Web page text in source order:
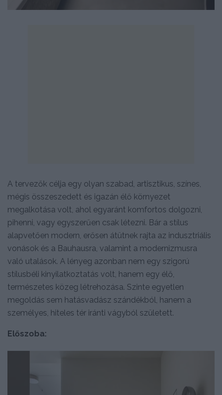
A tervezők célja egy olyan szabad, artisztikus, színes,
mégis összeszedett és igazán élő környezet
megalkotása volt, ahol egyaránt komfortos dolgozni,
pihenni, vagy egyszerűen csak létezni. Bár a stílus
alapvetően modern, erősen átütnek rajta az indusztriális
vonások és a Bauhausra, valamint a modernizmusra
való utalások. A lényeg azonban nem egy szigorú
stílusbéli kinyilatkoztatás volt, hanem egy élő,
természetes közeg létrehozása. Szinte egyetlen
megoldás sem hatásvadász szándékból, hanem a
személyes, hiteles tér iránti vágyból született.
Előszoba: